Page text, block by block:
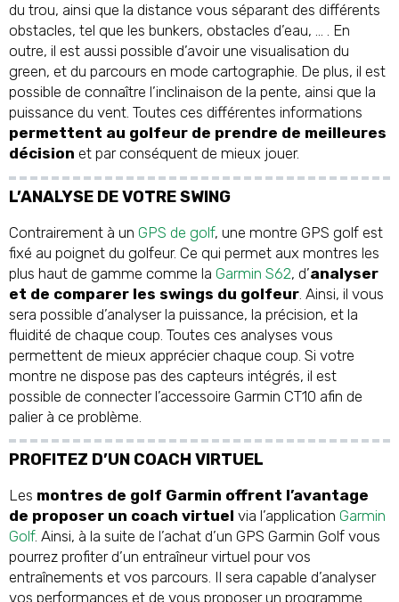
du trou, ainsi que la distance vous séparant des différents
obstacles, tel que les bunkers, obstacles d’eau, … . En
outre, il est aussi possible d’avoir une visualisation du
green, et du parcours en mode cartographie. De plus, il est
possible de connaître l’inclinaison de la pente, ainsi que la
puissance du vent. Toutes ces différentes informations
permettent au golfeur de prendre de meilleures
décision et par conséquent de mieux jouer.
L’ANALYSE DE VOTRE SWING
Contrairement à un GPS de golf, une montre GPS golf est
fixé au poignet du golfeur. Ce qui permet aux montres les
plus haut de gamme comme la Garmin S62, d’analyser
et de comparer les swings du golfeur . Ainsi, il vous
sera possible d’analyser la puissance, la précision, et la
fluidité de chaque coup. Toutes ces analyses vous
permettent de mieux apprécier chaque coup. Si votre
montre ne dispose pas des capteurs intégrés, il est
possible de connecter l’accessoire Garmin CT10 afin de
palier à ce problème.
PROFITEZ D’UN COACH VIRTUEL
Les montres de golf Garmin offrent l’avantage
de proposer un coach virtuel via l’application Garmin
Golf. Ainsi, à la suite de l’achat d’un GPS Garmin Golf vous
pourrez profiter d’un entraîneur virtuel pour vos
entraînements et vos parcours. Il sera capable d’analyser
vos performances et de vous proposer un programme